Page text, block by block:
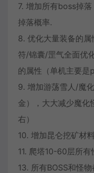
7. 增加所有boss掉
掉落概率.
8. 优化大量装备的
符/锦囊/罡气全面优
的属性（单机主要是
9. 增加游荡雪人/魔
金），大大减少魔化
右）
10. 增加昆仑挖矿材
11. 爬塔10-60层所
13. 所有BOSS和怪